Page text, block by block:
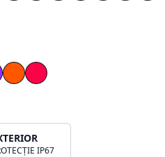
Portocaliu
Roșu
IP67